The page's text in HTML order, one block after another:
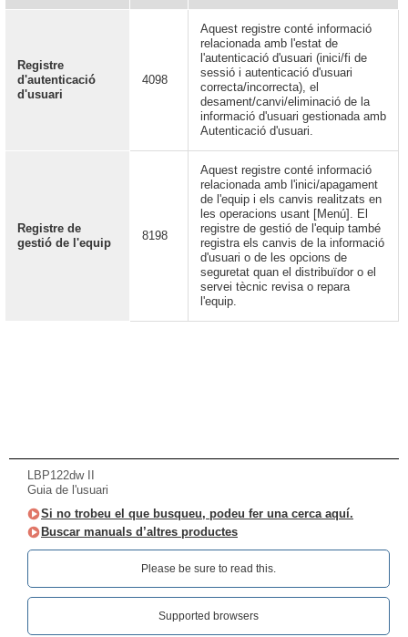
Registre
d'autenticació
d'usuari
4098
Aquest registre conté informació
relacionada amb l'estat de
l'autenticació d'usuari (inici/fi de
sessió i autenticació d'usuari
correcta/incorrecta), el
desament/canvi/eliminació de la
informació d'usuari gestionada amb
Autenticació d'usuari.
Registre de
gestió de l'equip
8198
Aquest registre conté informació
relacionada amb l'inici/apagament
de l'equip i els canvis realitzats en
les operacions usant [Menú]. El
registre de gestió de l'equip també
registra els canvis de la informació
d'usuari o de les opcions de
seguretat quan el distribuïdor o el
servei tècnic revisa o repara
l'equip.
LBP122dw II
Guia de l'usuari
Si no trobeu el que busqueu, podeu fer una cerca aquí.
Buscar manuals d’altres productes
Please be sure to read this.‎
Supported browsers